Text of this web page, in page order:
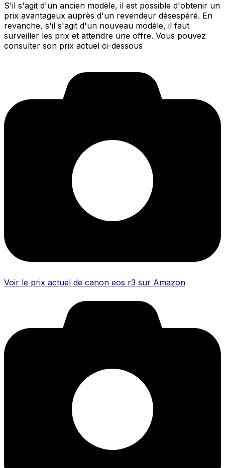
S'il s'agit d'un ancien modèle, il est possible d'obtenir un
prix avantageux auprès d'un revendeur désespéré. En
revanche, s'il s'agit d'un nouveau modèle, il faut
surveiller les prix et attendre une offre. Vous pouvez
consulter son prix actuel ci-dessous
Voir le prix actuel de canon eos r3 sur Amazon